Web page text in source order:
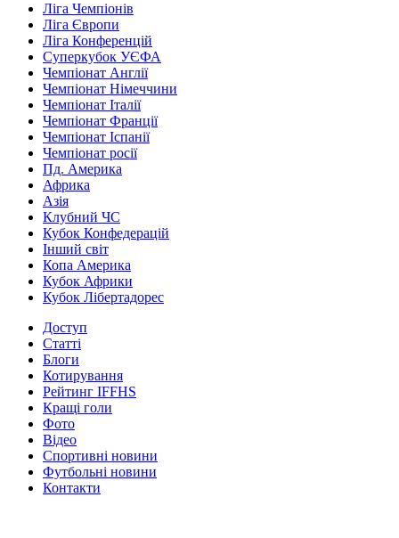
Ліга Чемпіонів
Ліга Європи
Ліга Конференцій
Суперкубок УЄФА
Чемпіонат Англії
Чемпіонат Німеччини
Чемпіонат Італії
Чемпіонат Франції
Чемпіонат Іспанії
Чемпіонат росії
Пд. Америка
Африка
Азія
Клубний ЧС
Кубок Конфедерацій
Інший світ
Копа Америка
Кубок Африки
Кубок Лібертадорес
Доступ
Статті
Блоги
Котирування
Рейтинг IFFHS
Кращі голи
Фото
Відео
Спортивні новини
Футбольні новини
Контакти